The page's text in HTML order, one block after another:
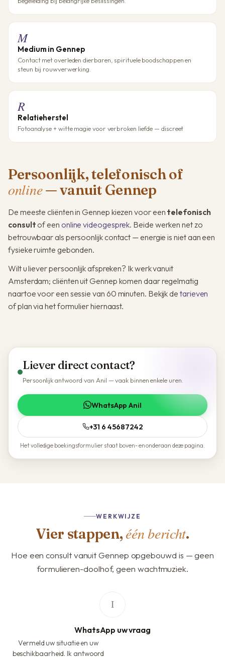
M
Medium in Gennep
Contact met overleden dierbaren, spirituele boodschappen en
steun bij rouwverwerking.
R
Relatieherstel
Fotoanalyse + witte magie voor verbroken liefde — discreet
Persoonlijk, telefonisch of
online— vanuit Gennep
De meeste cliënten in Gennep kiezen voor een telefonisch
consult of een online videogesprek. Beide werken net zo
betrouwbaar als persoonlijk contact — energie is niet aan een
fysieke ruimte gebonden.
Wilt u liever persoonlijk afspreken? Ik werk vanuit
Amsterdam; cliënten uit Gennep komen daar regelmatig
naartoe voor een sessie van 60 minuten. Bekijk detarieven
of plan via het formulier hiernaast.
Liever direct contact?
Persoonlijk antwoord van Anil — vaak binnen enkele uren.
WhatsApp Anil
+31 6 45687242
Het volledige boekingsformulier staat boven- en onderaan deze pagina.
WERKWIJZE
Vier stappen, één bericht.
Hoe een consult vanuit Gennep opgebouwd is — geen
formulieren-doolhof, geen wachtmuziek.
WhatsApp uw vraag
Vermeld uw situatie en uw
beschikbaarheid. Ik antwoord